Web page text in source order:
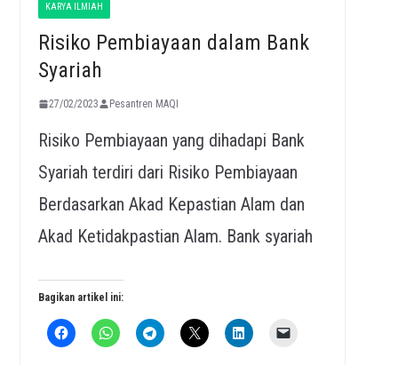
KARYA ILMIAH
Risiko Pembiayaan dalam Bank
Syariah
27/02/2023 Pesantren MAQI
Risiko Pembiayaan yang dihadapi Bank
Syariah terdiri dari Risiko Pembiayaan
Berdasarkan Akad Kepastian Alam dan
Akad Ketidakpastian Alam. Bank syariah
Bagikan artikel ini: